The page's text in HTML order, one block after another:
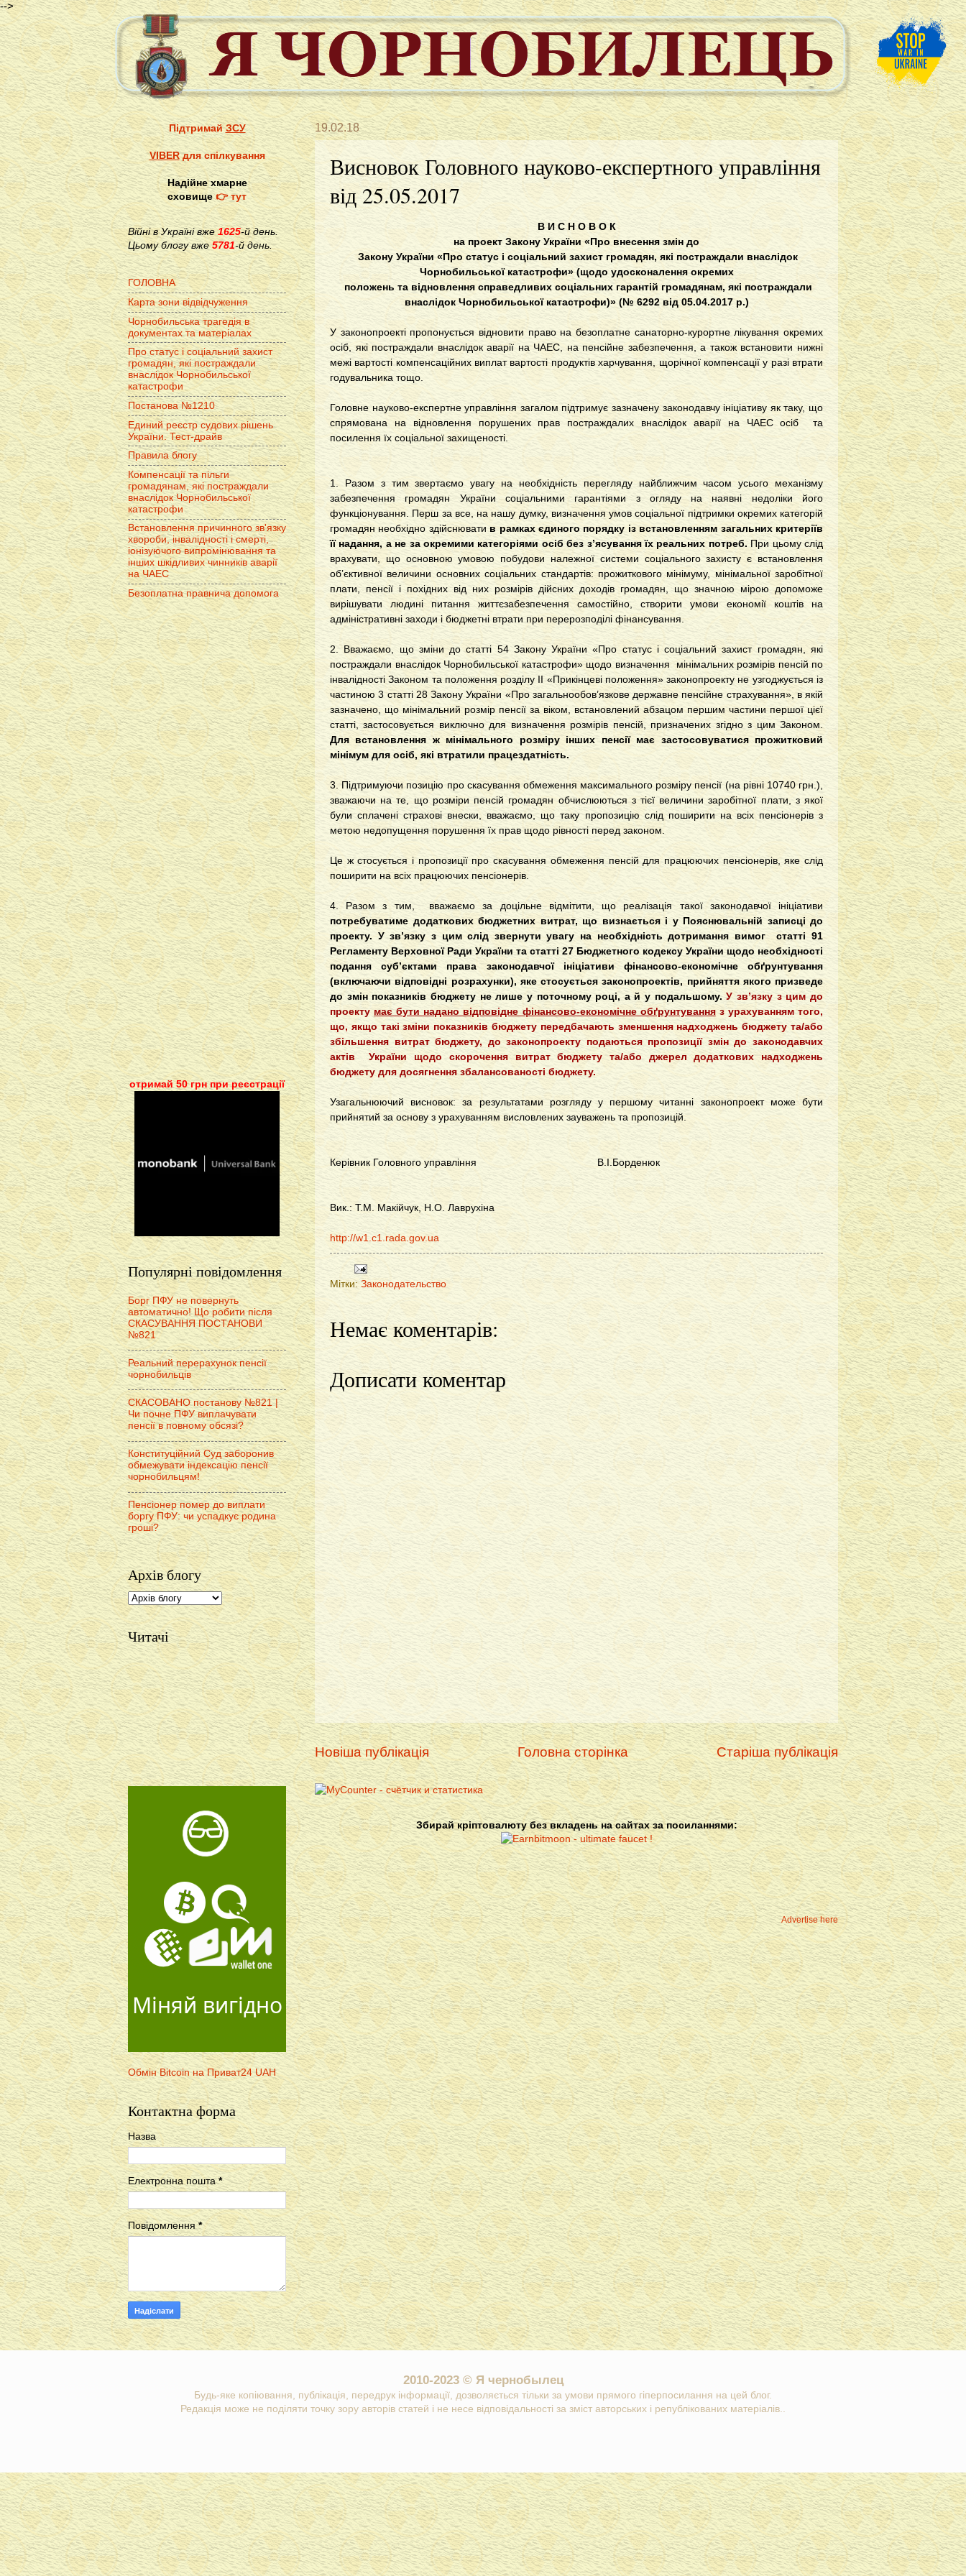
-->
19.02.18
Висновок Головного науково-експертного управління
від 25.05.2017
В И С Н О В О К
на проект Закону України «Про внесення змін до
Закону України «Про статус і соціальний захист громадян, які постраждали внаслідок
Чорнобильської катастрофи» (щодо удосконалення окремих
положень та відновлення справедливих соціальних гарантій громадянам, які постраждали
внаслідок Чорнобильської катастрофи)» (№ 6292 від 05.04.2017 р.)
У законопроекті пропонується відновити право на безоплатне санаторно-курортне лікування окремих
осіб, які постраждали внаслідок аварії на ЧАЕС, на пенсійне забезпечення, а також встановити нижні
межі вартості компенсаційних виплат вартості продуктів харчування, щорічної компенсації у разі втрати
годувальника тощо.
Головне науково-експертне управління загалом підтримує зазначену законодавчу ініціативу як таку, що
спрямована на відновлення порушених прав постраждалих внаслідок аварії на ЧАЕС осіб та
посилення їх соціальної захищеності.
1. Разом з тим звертаємо увагу на необхідність перегляду найближчим часом усього механізму
забезпечення громадян України соціальними гарантіями з огляду на наявні недоліки його
функціонування. Перш за все, на нашу думку, визначення умов соціальної підтримки окремих категорій
громадян необхідно здійснювати в рамках єдиного порядку із встановленням загальних критеріїв
її надання, а не за окремими категоріями осіб без з’ясування їх реальних потреб. При цьому слід
врахувати, що основною умовою побудови належної системи соціального захисту є встановлення
об’єктивної величини основних соціальних стандартів: прожиткового мінімуму, мінімальної заробітної
плати, пенсії і похідних від них розмірів дійсних доходів громадян, що значною мірою допоможе
вирішувати людині питання життєзабезпечення самостійно, створити умови економії коштів на
адміністративні заходи і бюджетні втрати при перерозподілі фінансування.
2. Вважаємо, що зміни до статті 54 Закону України «Про статус і соціальний захист громадян, які
постраждали внаслідок Чорнобильської катастрофи» щодо визначення мінімальних розмірів пенсій по
інвалідності Законом та положення розділу ІІ «Прикінцеві положення» законопроекту не узгоджується із
частиною 3 статті 28 Закону України «Про загальнообов’язкове державне пенсійне страхування», в якій
зазначено, що мінімальний розмір пенсії за віком, встановлений абзацом першим частини першої цієї
статті, застосовується виключно для визначення розмірів пенсій, призначених згідно з цим Законом.
Для встановлення ж мінімального розміру інших пенсії має застосовуватися прожитковий
мінімум для осіб, які втратили працездатність.
3. Підтримуючи позицію про скасування обмеження максимального розміру пенсії (на рівні 10740 грн.),
зважаючи на те, що розміри пенсій громадян обчислюються з тієї величини заробітної плати, з якої
були сплачені страхові внески, вважаємо, що таку пропозицію слід поширити на всіх пенсіонерів з
метою недопущення порушення їх прав щодо рівності перед законом.
Це ж стосується і пропозиції про скасування обмеження пенсій для працюючих пенсіонерів, яке слід
поширити на всіх працюючих пенсіонерів.
4. Разом з тим, вважаємо за доцільне відмітити, що реалізація такої законодавчої ініціативи
потребуватиме додаткових бюджетних витрат, що визнається і у Пояснювальній записці до
проекту. У зв’язку з цим слід звернути увагу на необхідність дотримання вимог статті 91
Регламенту Верховної Ради України та статті 27 Бюджетного кодексу України щодо необхідності
подання суб’єктами права законодавчої ініціативи фінансово-економічне обґрунтування
(включаючи відповідні розрахунки), яке стосується законопроектів, прийняття якого призведе
до змін показників бюджету не лише у поточному році, а й у подальшому. У зв’язку з цим до
проекту має бути надано відповідне фінансово-економічне обґрунтуванняз урахуванням того,
що, якщо такі зміни показників бюджету передбачають зменшення надходжень бюджету та/або
збільшення витрат бюджету, до законопроекту подаються пропозиції змін до законодавчих
актів України щодо скорочення витрат бюджету та/або джерел додаткових надходжень
бюджету для досягнення збалансованості бюджету.
Узагальнюючий висновок: за результатами розгляду у першому читанні законопроект може бути
прийнятий за основу з урахуванням висловлених зауважень та пропозицій.
Керівник Головного управління В.І.Борденюк
Вик.: Т.М. Макійчук, Н.О. Лаврухіна
http://w1.c1.rada.gov.ua
Мітки: Законодательство
Немає коментарів:
Дописати коментар
Новіша публікація Старіша публікація
Головна сторінка
Збирай кріптовалюту без вкладень на сайтах за посиланнями:
Advertise here
ПідтримайЗСУ
VIBERдля спілкування
Надійне хмарне
сховище👉 тут
Війні в Україні вже1625-й день.
Цьому блогу вже 5781-й день.
ГОЛОВНА
Карта зони відвідчуження
Чорнобильська трагедія в
документах та матеріалах
Про статус і соціальний захист
громадян, які постраждали
внаслідок Чорнобильської
катастрофи
Постанова №1210
Единий реєстр судових рішень
України. Тест-драйв
Правила блогу
Компенсації та пільги
громадянам, які постраждали
внаслідок Чорнобильської
катастрофи
Встановлення причинного зв'язку
хвороби, інвалідності і смерті,
іонізуючого випромінювання та
інших шкідливих чинників аварії
на ЧАЕС
Безоплатна правнича допомога
отримай 50 грн при реєстрації
Популярні повідомлення
Борг ПФУ не повернуть
автоматично! Що робити після
СКАСУВАННЯ ПОСТАНОВИ
№821
Реальний перерахунок пенсії
чорнобильців
СКАСОВАНО постанову №821 |
Чи почне ПФУ виплачувати
пенсії в повному обсязі?
Конституційний Суд заборонив
обмежувати індексацію пенсії
чорнобильцям!
Пенсіонер помер до виплати
боргу ПФУ: чи успадкує родина
гроші?
Архів блогу
Читачі
Міняй вигідно
Обмін Bitcoin на Приват24 UAH
Контактна форма
Назва
Електронна пошта*
Повідомлення*
2010-2023 © Я чернобылец
Будь-яке копіювання, публікація, передрук інформації, дозволяється тільки за умови прямого гіперпосилання на цей блог.
Редакція може не поділяти точку зору авторів статей і не несе відповідальності за зміст авторських і републікованих матеріалів..